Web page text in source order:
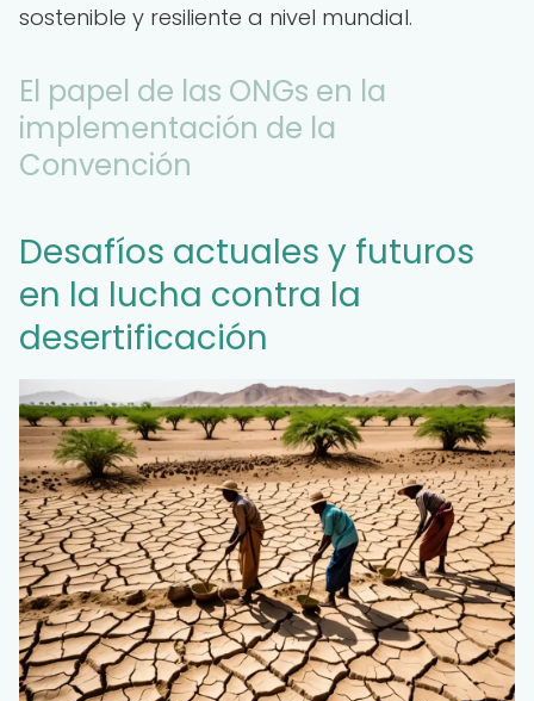
sostenible y resiliente a nivel mundial.
El papel de las ONGs en la
implementación de la
Convención
Desafíos actuales y futuros
en la lucha contra la
desertificación